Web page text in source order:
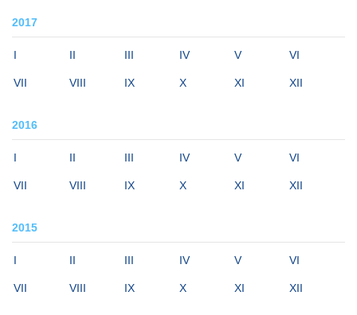
2017
I II III IV V VI
VII VIII IX X XI XII
2016
I II III IV V VI
VII VIII IX X XI XII
2015
I II III IV V VI
VII VIII IX X XI XII